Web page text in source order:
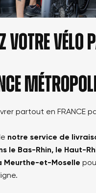
votre
partout en FRANCE
notre service de
le Bas-Rhin, le Haut-
Meurthe-et-Moselle